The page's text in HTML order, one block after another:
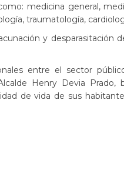
medicina general,
traumatología,
y desparasitación
entre el sector
Henry Devia
de vida de sus